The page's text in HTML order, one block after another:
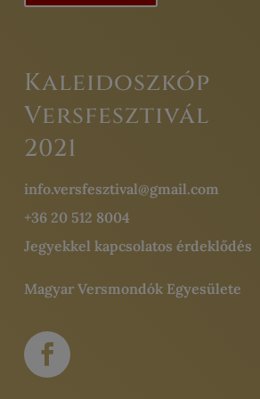
Kaleidoszkóp
Versfesztivál
2021
info.versfesztival@gmail.com
+36 20 512 8004
Jegyekkel kapcsolatos érdeklődés
Magyar Versmondók Egyesülete